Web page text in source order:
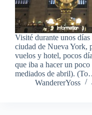
Visité durante unos
ciudad de Nueva York,
vuelos y hotel, pocos
que iba a hacer un
mediados de abril).
WandererYoss